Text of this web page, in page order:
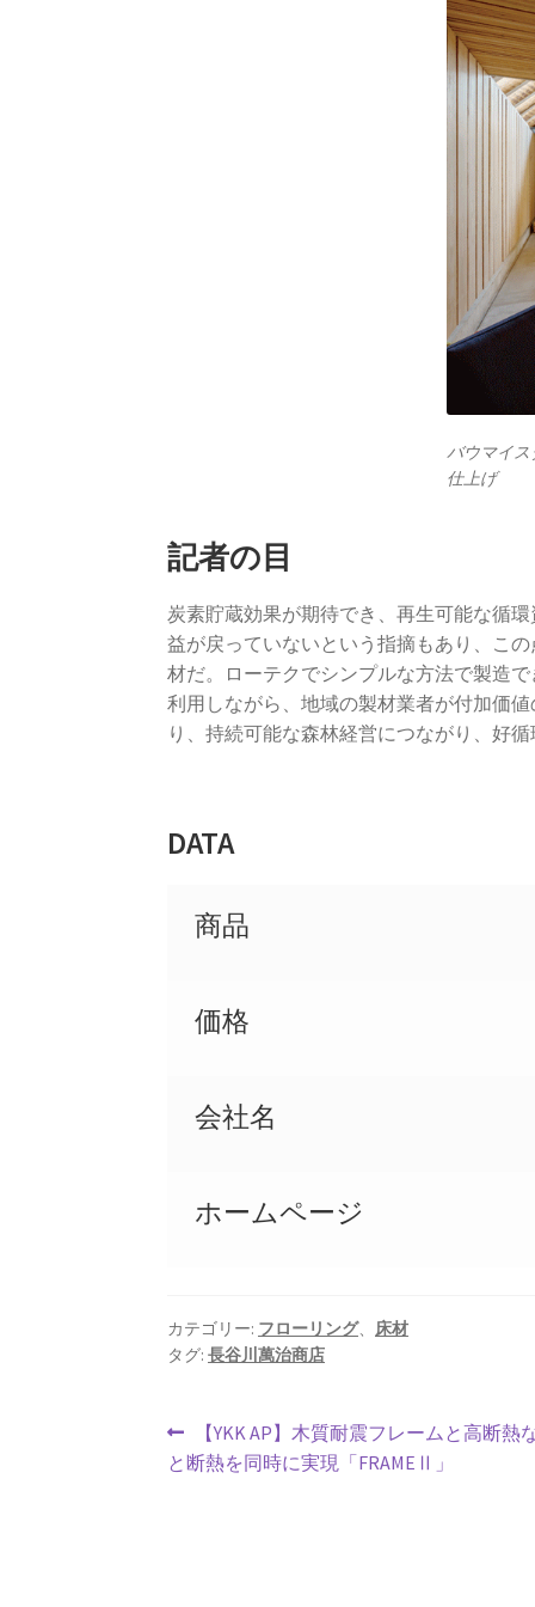
バウマイ
仕上げ
記者の目
炭素貯蔵効果が期待でき、再生可能な循
益が戻っていないという指摘もあり、こ
材だ。ローテクでシンプルな方法で製造
利用しながら、地域の製材業者が付加価
り、持続可能な森林経営につながり、好
DATA
商品
価格
会社名
ホームページ
カテゴリー: フローリング、 床材
タグ:長谷川萬治商店
投
稿
前
の
【YKK AP】木質耐震フレームと高断
と断熱を同時に実現「FRAMEⅡ」